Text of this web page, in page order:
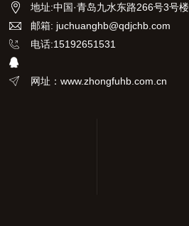
检、科研等部门，符合GB/T 26
1-2021、ASTM D93标准方法要
求。
地址:中国·青岛九水东路266号3号楼
邮箱: juchuanghb@qdjchb.com
电话:15192651531
网址：www.zhongfuhb.com.cn